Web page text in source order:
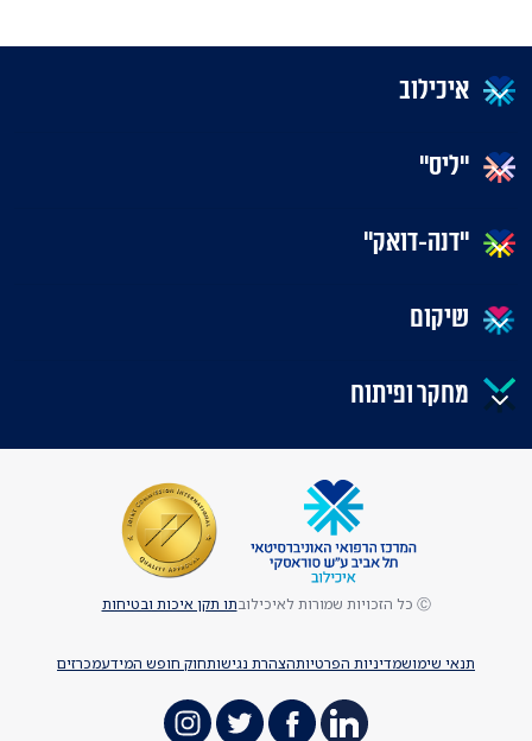
איכילוב
"ליס"
"דנה-דואק"
שיקום
מחקר ופיתוח
תנאי שימושמדיניות הפרטיותהצהרת נגישותחוק חופש המידעמכרזים
Ⓒ כל הזכויות שמורות לאיכילוב תו תקן איכות ובטיחות